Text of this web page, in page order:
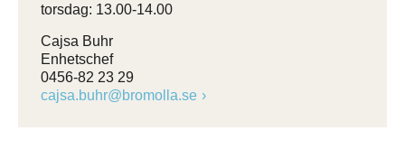
torsdag: 13.00-14.00
Cajsa Buhr
Enhetschef
0456-82 23 29
cajsa.buhr@bromolla.se